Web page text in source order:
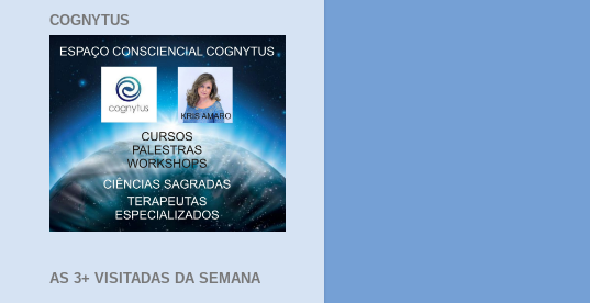
COGNYTUS
AS 3+ VISITADAS DA SEMANA